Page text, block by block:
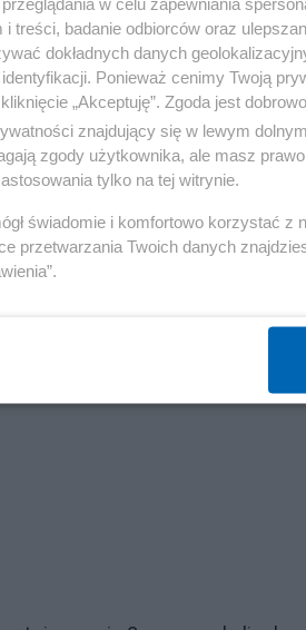
badanie odbiorców oraz
dokładnych danych
Ponieważ cenimy Twoją
„Akceptuję”. Zgoda jest
znajdujący się w lewym
zgody użytkownika, ale masz
tylko na tej witrynie.
świadomie i komfortowo korzystać z
przetwarzania Twoich danych